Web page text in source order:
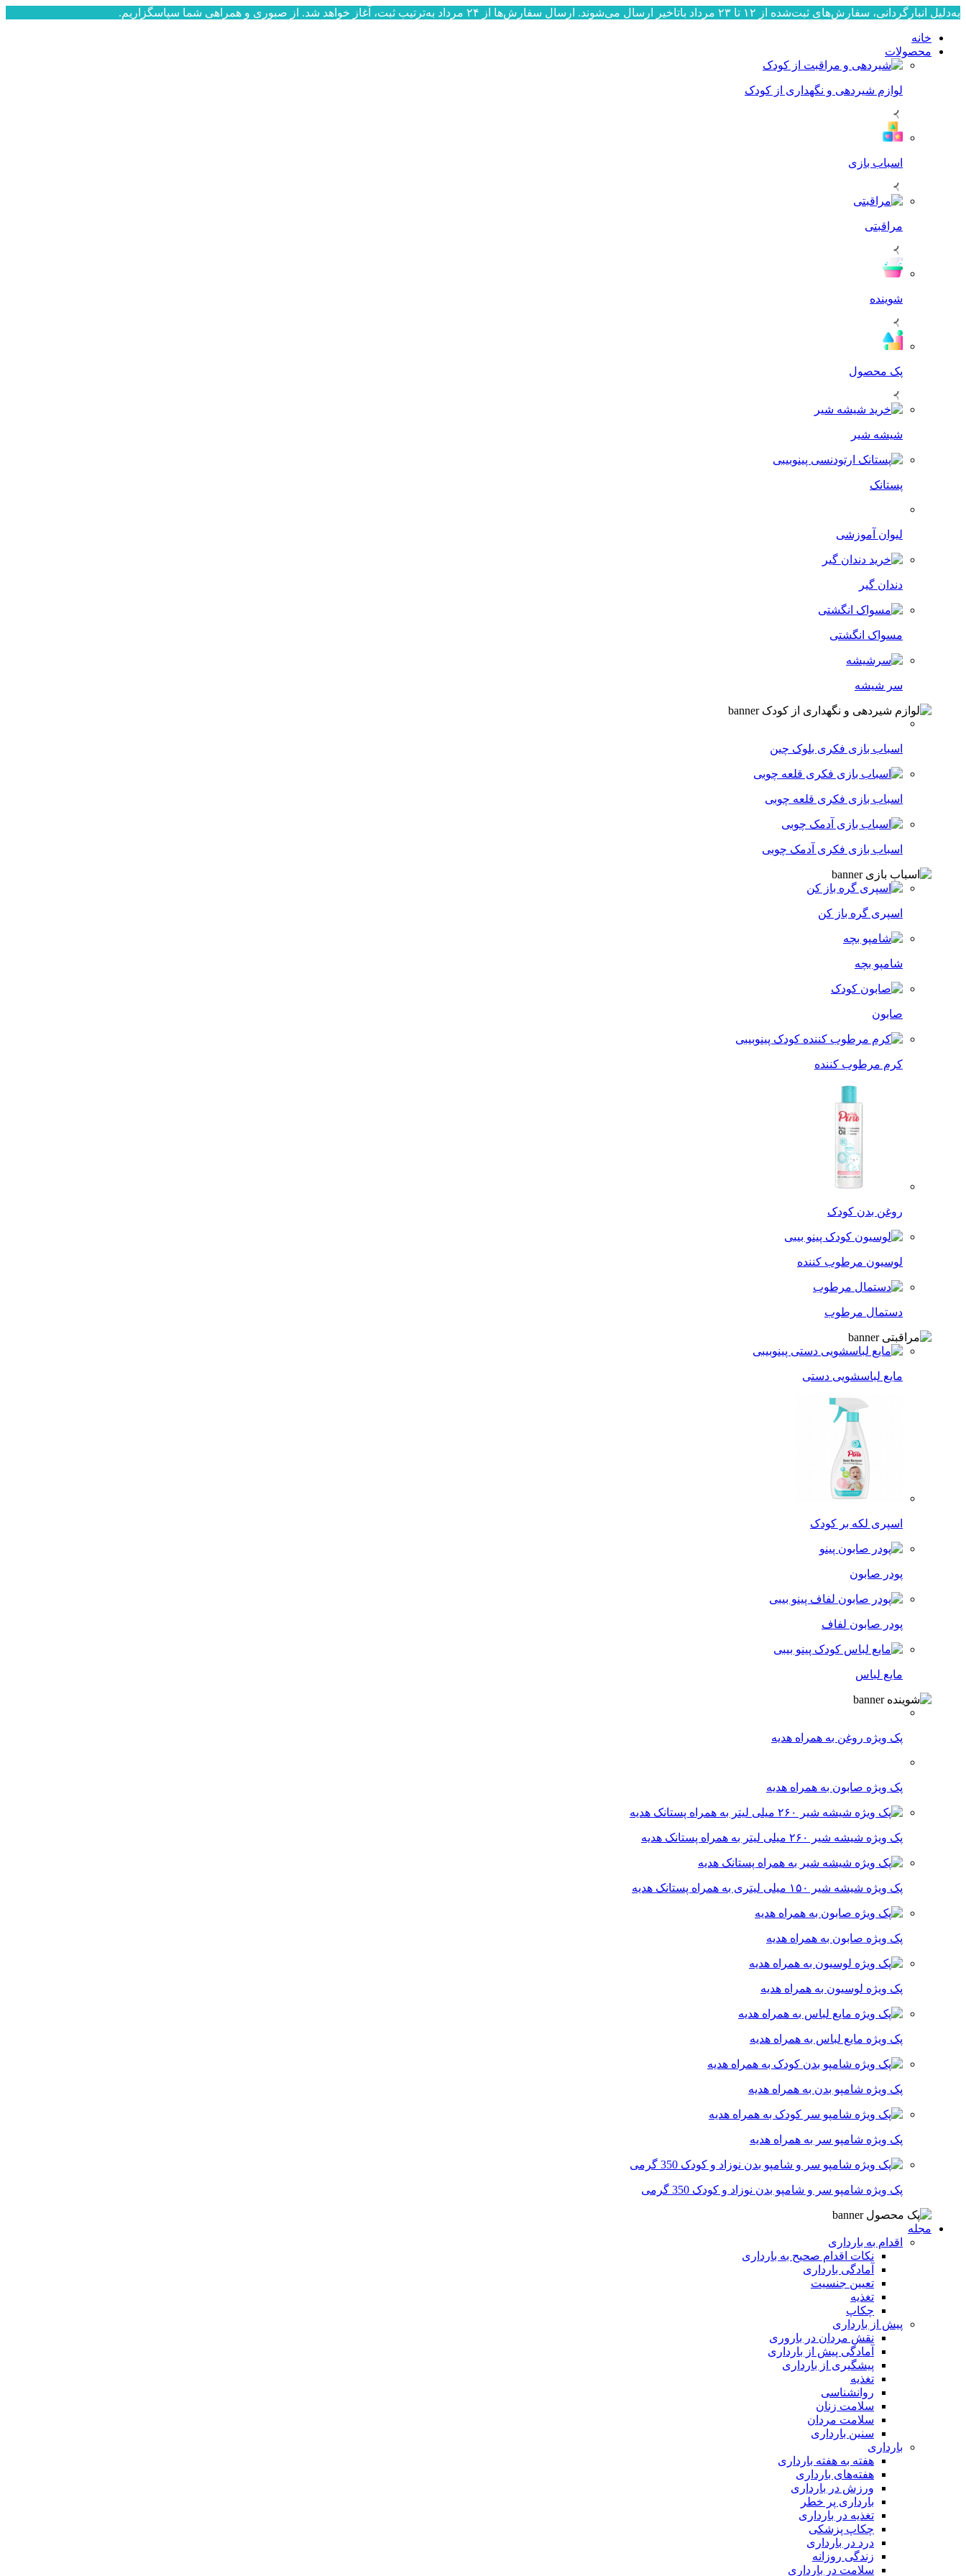
به‌دلیل انبارگردانی، سفارش‌های ثبت‌شده از ۱۲ تا ۲۳ مرداد باتاخیر ارسال می‌شوند. ارسال سفارش‌ها از ۲۴ مرداد به‌ترتیب ثبت، آغاز خواهد شد. از صبوری و همراهی شما سپاسگزاریم.
خانه
محصولات
لوازم شیردهی و نگهداری از کودک
اسباب بازی
مراقبتی
شوینده
پک محصول
شیشه شیر
پستانک
لیوان آموزشی
دندان گیر
مسواک انگشتی
سر شیشه
اسباب بازی فکری بلوک چین
اسباب بازی فکری قلعه چوبی
اسباب بازی فکری آدمک چوبی
اسپری گره باز کن
شامپو بچه
صابون
کرم مرطوب کننده
روغن بدن کودک
لوسیون مرطوب کننده
دستمال مرطوب
مایع لباسشویی دستی
اسپری لکه‌ بر کودک
پودر صابون
پودر صابون لفاف
مایع لباس
پک ویژه روغن به همراه هدیه
پک ویژه صابون به همراه هدیه
پک ویژه شیشه شیر ۲۶۰ میلی لیتر به همراه پستانک هدیه
پک ویژه شیشه شیر ۱۵۰ میلی لیتری به همراه پستانک هدیه
پک ویژه صابون به همراه هدیه
پک ویژه لوسیون به همراه هدیه
پک ویژه مایع لباس به همراه هدیه
پک ویژه شامپو بدن به همراه هدیه
پک ویژه شامپو سر به همراه هدیه
پک ویژه شامپو سر و شامپو بدن نوزاد و کودک 350 گرمی
مجله
اقدام به بارداری
نکات اقدام صحیح به بارداری
آمادگی بارداری
تعیین جنسیت
تغذیه
چکاپ
پیش از بارداری
نقش مردان در باروری
آمادگی پیش از بارداری
پیشگیری از بارداری
تغذیه
روانشناسی
سلامت زنان
سلامت مردان
سنین بارداری
بارداری
هفته‌ به هفته بارداری
هفته‌های بارداری
ورزش در بارداری
بارداری پر خطر
تغذیه در بارداری
چکاپ پزشکی
درد در بارداری
زندگی روزانه
سلامت در بارداری